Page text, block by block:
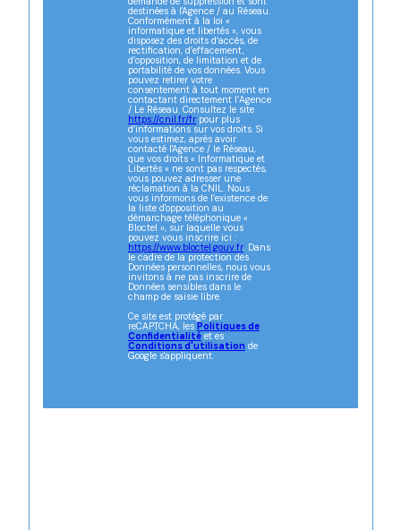
destinées à l'Agence / au Réseau.
Conformément à la loi «
informatique et libertés », vous
disposez des droits d’accès, de
rectification, d’effacement,
d’opposition, de limitation et de
portabilité de vos données. Vous
pouvez retirer votre
consentement à tout moment en
contactant directement l’Agence
/ Le Réseau. Consultez le site
https://cnil.fr/fr pour plus
d’informations sur vos droits. Si
vous estimez, après avoir
contacté l'Agence / le Réseau,
que vos droits « Informatique et
Libertés » ne sont pas respectés,
vous pouvez adresser une
réclamation à la CNIL. Nous
vous informons de l’existence de
la liste d'opposition au
démarchage téléphonique «
Bloctel », sur laquelle vous
pouvez vous inscrire ici :
https://www.bloctel.gouv.fr. Dans
le cadre de la protection des
Données personnelles, nous vous
invitons à ne pas inscrire de
Données sensibles dans le
champ de saisie libre.
Ce site est protégé par
reCAPTCHA, lesPolitiques de
Confidentialité et es
Conditions d'utilisation de
Google s'appliquent.